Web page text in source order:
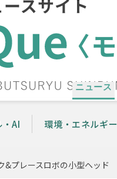
ニュース
AI 環境・エネルギー
&プレースロボの小型ヘッド